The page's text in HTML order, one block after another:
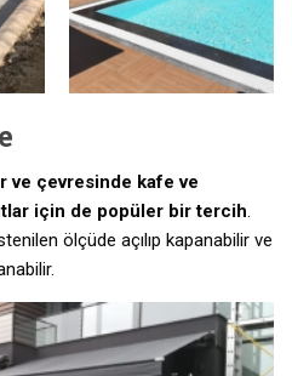
ve çevresinde kafe ve
için de popüler bir tercih.
ölçüde açılıp kapanabilir ve